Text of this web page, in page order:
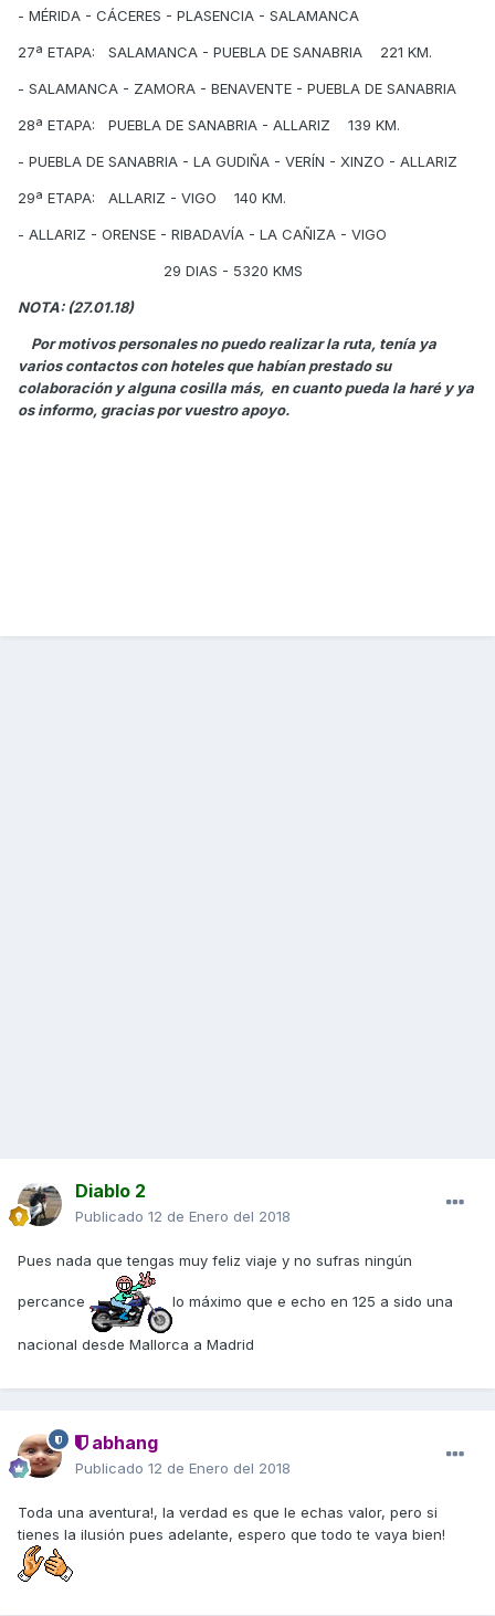
- MÉRIDA - CÁCERES - PLASENCIA - SALAMANCA
27ª ETAPA: SALAMANCA - PUEBLA DE SANABRIA 221 KM.
- SALAMANCA - ZAMORA - BENAVENTE - PUEBLA DE SANABRIA
28ª ETAPA: PUEBLA DE SANABRIA - ALLARIZ 139 KM.
- PUEBLA DE SANABRIA - LA GUDIÑA - VERÍN - XINZO - ALLARIZ
29ª ETAPA: ALLARIZ - VIGO 140 KM.
- ALLARIZ - ORENSE - RIBADAVÍA - LA CAÑIZA - VIGO
29 DIAS - 5320 KMS
NOTA: (27.01.18)
Por motivos personales no puedo realizar la ruta, tenía ya
varios contactos con hoteles que habían prestado su
colaboración y alguna cosilla más, en cuanto pueda la haré y ya
os informo, gracias por vuestro apoyo.
Diablo 2
Publicado 12 de Enero del 2018
Pues nada que tengas muy feliz viaje y no sufras ningún
percance lo máximo que e echo en 125 a sido una
nacional desde Mallorca a Madrid
abhang
Publicado 12 de Enero del 2018
Toda una aventura!, la verdad es que le echas valor, pero si
tienes la ilusión pues adelante, espero que todo te vaya bien!